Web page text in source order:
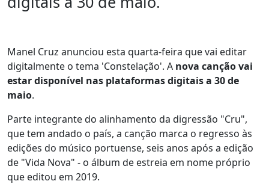
Manel Cruz anunciou esta quarta-feira que vai editar
digitalmente o tema 'Constelação'. A nova canção vai
estar disponível nas plataformas digitais a 30 de
maio.
Parte integrante do alinhamento da digressão "Cru",
que tem andado o país, a canção marca o regresso às
edições do músico portuense, seis anos após a edição
de "Vida Nova" - o álbum de estreia em nome próprio
que editou em 2019.